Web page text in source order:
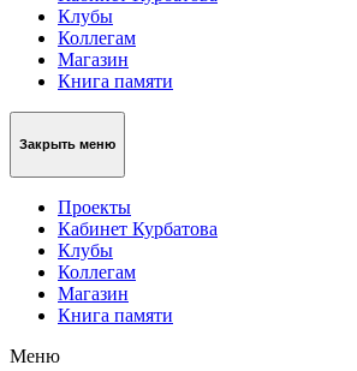
Клубы
Коллегам
Магазин
Книга памяти
Закрыть меню
Проекты
Кабинет Курбатова
Клубы
Коллегам
Магазин
Книга памяти
Меню